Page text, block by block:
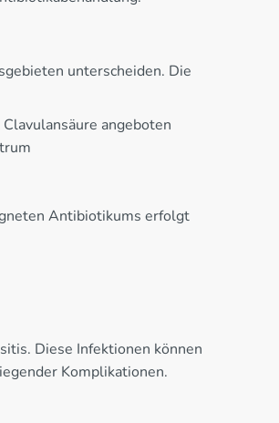
unterscheiden. Die
angeboten
Antibiotikums erfolgt
Diese Infektionen können
Komplikationen.